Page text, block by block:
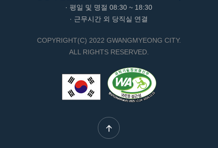
· 평일 및 명절 08:30 ~ 18:30
· 근무시간 외 당직실 연결
COPYRIGHT(C) 2022 GWANGMYEONG CITY.
ALL RIGHTS RESERVED.